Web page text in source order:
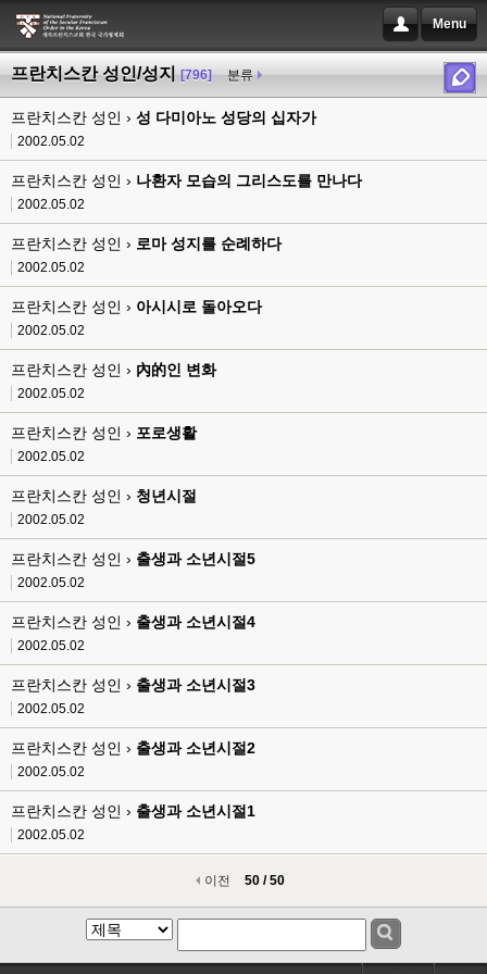
Menu
프란치스칸 성인/성지 [796] 분류
프란치스칸 성인 › 성 다미아노 성당의 십자가
2002.05.02
프란치스칸 성인 › 나환자 모습의 그리스도를 만나다
2002.05.02
프란치스칸 성인 › 로마 성지를 순례하다
2002.05.02
프란치스칸 성인 › 아시시로 돌아오다
2002.05.02
프란치스칸 성인 › 內的인 변화
2002.05.02
프란치스칸 성인 › 포로생활
2002.05.02
프란치스칸 성인 › 청년시절
2002.05.02
프란치스칸 성인 › 출생과 소년시절5
2002.05.02
프란치스칸 성인 › 출생과 소년시절4
2002.05.02
프란치스칸 성인 › 출생과 소년시절3
2002.05.02
프란치스칸 성인 › 출생과 소년시절2
2002.05.02
프란치스칸 성인 › 출생과 소년시절1
2002.05.02
이전 50 / 50